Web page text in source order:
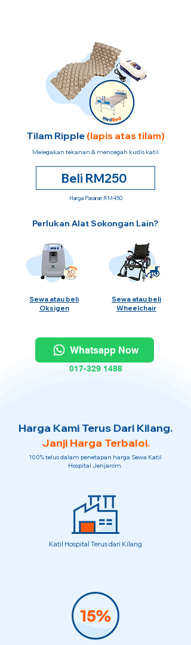
Tilam Ripple (lapis atas tilam)
Melegakan tekanan & mencegah kudis katil
Beli RM250
Harga Pasaran RM450
Perlukan Alat Sokongan Lain?
Sewa atau beli
Oksigen
Sewa atau beli
Wheelchair
Whatsapp Now
017-329 1488
Harga Kami Terus Dari Kilang.
Janji Harga Terbaloi.
100% telus dalam penetapan harga Sewa Katil
Hospital Jenjarom.
Katil Hospital Terus dari Kilang